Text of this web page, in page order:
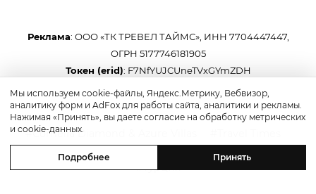
Реклама: ООО «ТК ТРЕВЕЛ ТАЙМС», ИНН 7704447447,
ОГРН 5177746181905
Токен (erid): F7NfYUJCUneTVxGYmZDH
Cornelia Diamond & Azure Villas
Виллы
Турция
Мы используем cookie-файлы, Яндекс.Метрику, Вебвизор,
аналитику форм и AdFox для работы сайта, аналитики и рекламы.
Нажимая «Принять», вы даете согласие на обработку метрических
и cookie-данных.
Подробнее Принять